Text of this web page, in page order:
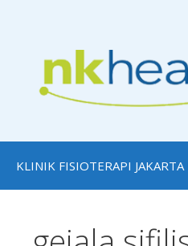
KLINIK FISIOTERAPI